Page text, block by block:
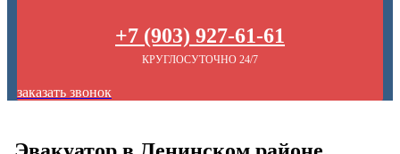
+7 (903) 927-61-61
КРУГЛОСУТОЧНО 24/7
заказать звонок